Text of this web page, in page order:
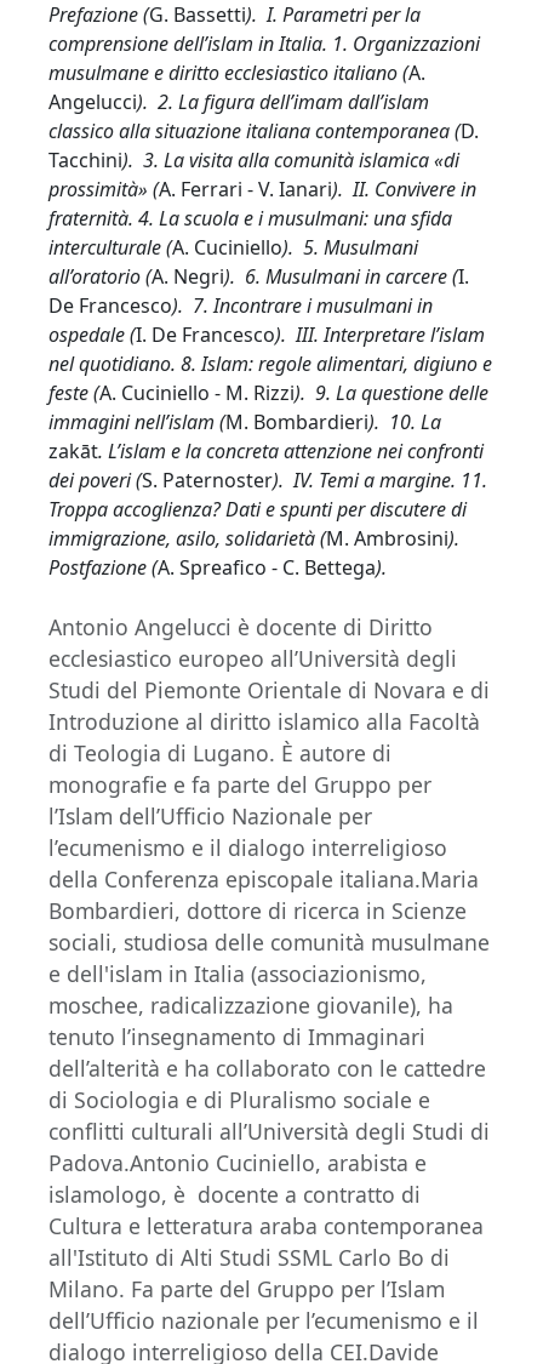
Prefazione (G. Bassetti). I. Parametri per la
comprensione dell’islam in Italia. 1. Organizzazioni
musulmane e diritto ecclesiastico italiano (A.
Angelucci). 2. La figura dell’imam dall’islam
classico alla situazione italiana contemporanea (D.
Tacchini). 3. La visita alla comunità islamica «di
prossimità» (A. Ferrari - V. Ianari). II. Convivere in
fraternità. 4. La scuola e i musulmani: una sfida
interculturale (A. Cuciniello). 5. Musulmani
all’oratorio (A. Negri). 6. Musulmani in carcere (I.
De Francesco). 7. Incontrare i musulmani in
ospedale (I. De Francesco). III. Interpretare l’islam
nel quotidiano. 8. Islam: regole alimentari, digiuno e
feste (A. Cuciniello - M. Rizzi). 9. La questione delle
immagini nell’islam (M. Bombardieri). 10. La
zakāt. L’islam e la concreta attenzione nei confronti
dei poveri (S. Paternoster). IV. Temi a margine. 11.
Troppa accoglienza? Dati e spunti per discutere di
immigrazione, asilo, solidarietà (M. Ambrosini).
Postfazione (A. Spreafico - C. Bettega).
Antonio Angelucci è docente di Diritto
ecclesiastico europeo all’Università degli
Studi del Piemonte Orientale di Novara e di
Introduzione al diritto islamico alla Facoltà
di Teologia di Lugano. È autore di
monografie e fa parte del Gruppo per
l’Islam dell’Ufficio Nazionale per
l’ecumenismo e il dialogo interreligioso
della Conferenza episcopale italiana.Maria
Bombardieri, dottore di ricerca in Scienze
sociali, studiosa delle comunità musulmane
e dell'islam in Italia (associazionismo,
moschee, radicalizzazione giovanile), ha
tenuto l’insegnamento di Immaginari
dell’alterità e ha collaborato con le cattedre
di Sociologia e di Pluralismo sociale e
conflitti culturali all’Università degli Studi di
Padova.Antonio Cuciniello, arabista e
islamologo, è docente a contratto di
Cultura e letteratura araba contemporanea
all'Istituto di Alti Studi SSML Carlo Bo di
Milano. Fa parte del Gruppo per l’Islam
dell’Ufficio nazionale per l’ecumenismo e il
dialogo interreligioso della CEI.Davide